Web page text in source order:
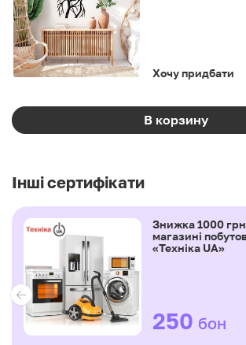
Хочу придбати
В корзину
Інші сертифікати
Знижка 1000
магазині
«Техніка UA»
250 бон